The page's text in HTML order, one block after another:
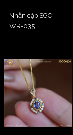
Nhẫn cặp SGC-
WR-035